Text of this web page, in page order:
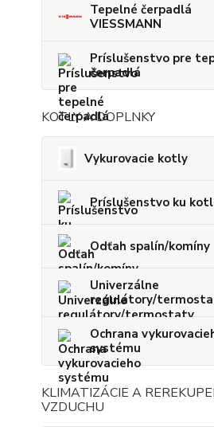
Tepelné čerpadlá
VIESSMANN
Príslušenstvo pre
čerpadlá
KOTLY A DOPLNKY
Vykurovacie kotly
Príslušenstvo ku
Odťah spalín/komíny
Univerzálne
regulátory/
Ochrana
systému
KLIMATIZÁCIE A
VZDUCHU